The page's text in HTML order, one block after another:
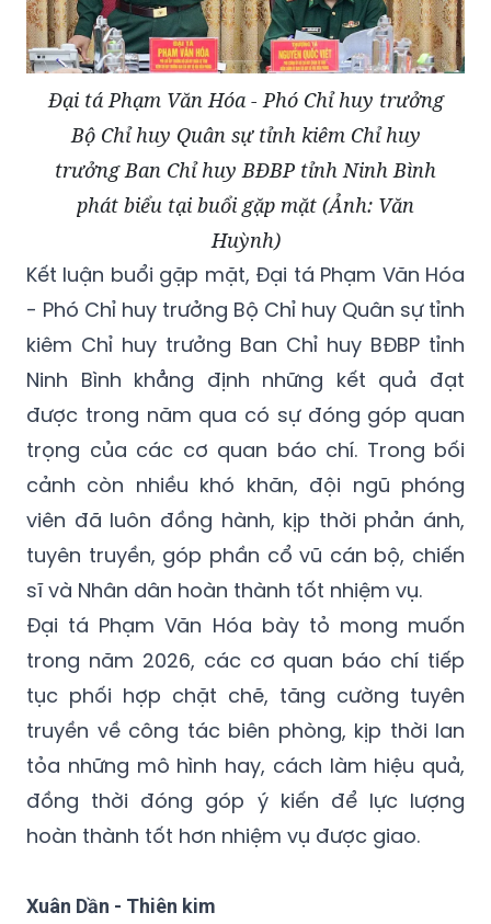
Đại tá Phạm Văn Hóa - Phó Chỉ huy trưởng
Bộ Chỉ huy Quân sự tỉnh kiêm Chỉ huy
trưởng Ban Chỉ huy BĐBP tỉnh Ninh Bình
phát biểu tại buổi gặp mặt (Ảnh: Văn
Huỳnh)
Kết luận buổi gặp mặt, Đại tá Phạm Văn Hóa
- Phó Chỉ huy trưởng Bộ Chỉ huy Quân sự tỉnh
kiêm Chỉ huy trưởng Ban Chỉ huy BĐBP tỉnh
Ninh Bình khẳng định những kết quả đạt
được trong năm qua có sự đóng góp quan
trọng của các cơ quan báo chí. Trong bối
cảnh còn nhiều khó khăn, đội ngũ phóng
viên đã luôn đồng hành, kịp thời phản ánh,
tuyên truyền, góp phần cổ vũ cán bộ, chiến
sĩ và Nhân dân hoàn thành tốt nhiệm vụ.
Đại tá Phạm Văn Hóa bày tỏ mong muốn
trong năm 2026, các cơ quan báo chí tiếp
tục phối hợp chặt chẽ, tăng cường tuyên
truyền về công tác biên phòng, kịp thời lan
tỏa những mô hình hay, cách làm hiệu quả,
đồng thời đóng góp ý kiến để lực lượng
hoàn thành tốt hơn nhiệm vụ được giao.
Xuân Dần - Thiên kim